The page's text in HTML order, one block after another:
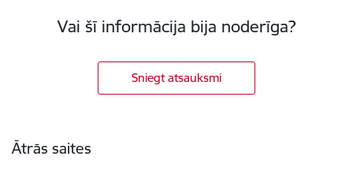
Vai šī informācija bija noderīga?
Sniegt atsauksmi
Ātrās saites